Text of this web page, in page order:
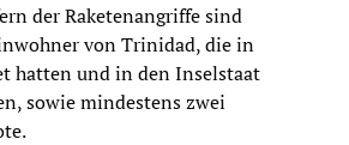
der Raketenangriffe sind
von Trinidad, die in
hatten und in den Inselstaat
sowie mindestens zwei